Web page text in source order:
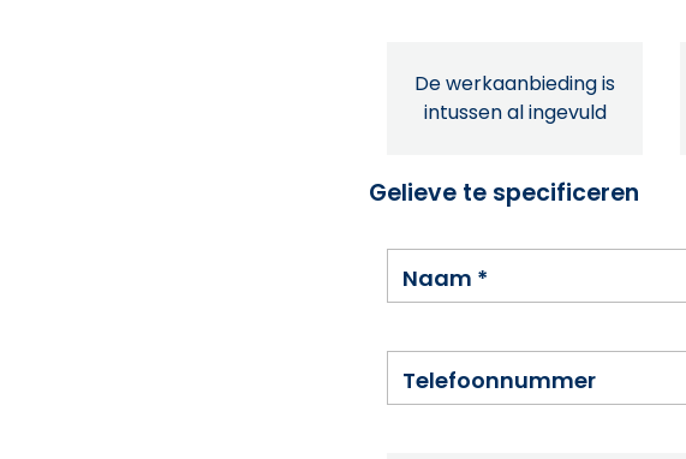
De werkaanbieding is
intussen al ingevuld
Gelieve te specificeren
Naam *
Telefoonnummer